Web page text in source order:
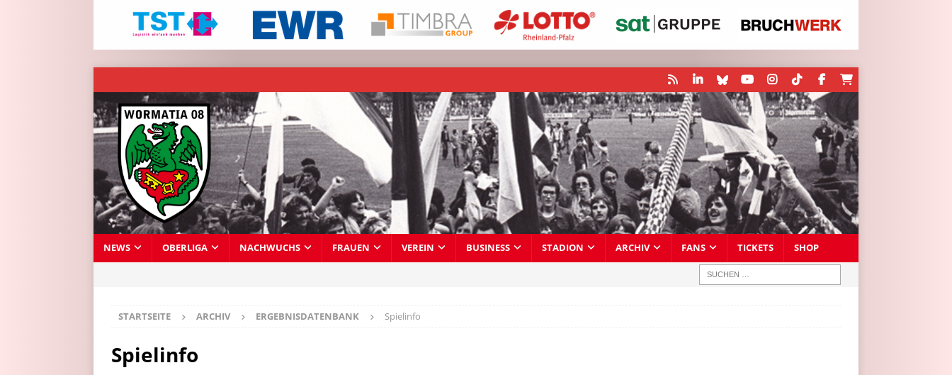
NEWS OBERLIGA NACHWUCHS FRAUEN VEREIN BUSINESS STADION ARCHIV FANS TICKETS SHOP
STARTSEITE ARCHIV ERGEBNISDATENBANK Spielinfo
Spielinfo